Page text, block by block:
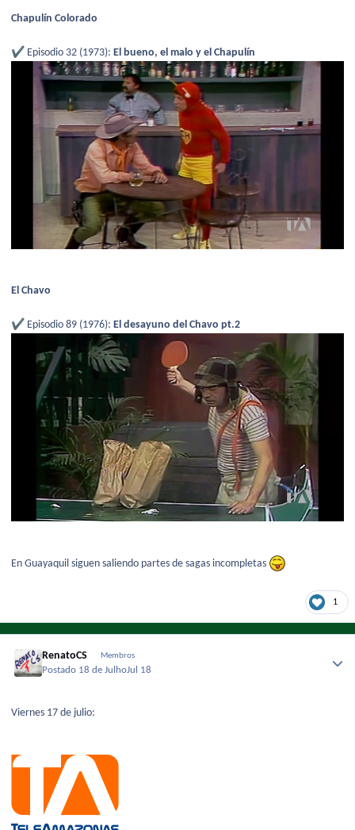
Chapulín Colorado
✔️ Episodio 32 (1973): El bueno, el malo y el Chapulín
El Chavo
✔️ Episodio 89 (1976): El desayuno del Chavo pt.2
En Guayaquil siguen saliendo partes de sagas incompletas
1
RenatoCS Membros
Postado 18 de JulhoJul 18
Viernes 17 de julio: